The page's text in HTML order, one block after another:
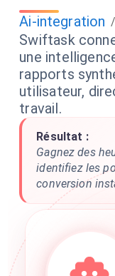
Ai-integration /
Swiftask
une
rapports
utilisateur,
travail.
Résultat :
Gagnez des
identifiez les
conversion